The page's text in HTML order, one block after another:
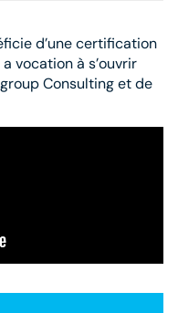
d’une certification
vocation à s’ouvrir
Consulting et de